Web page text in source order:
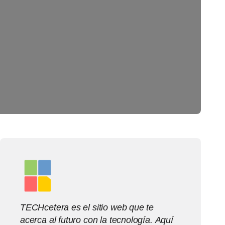
TECHcetera es el sitio web que te
acerca al futuro con la tecnología. Aquí